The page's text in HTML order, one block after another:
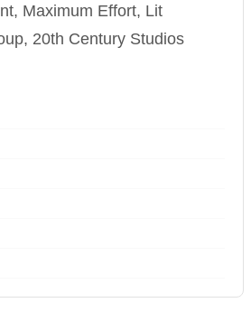
Maximum Effort, Lit
20th Century Studios